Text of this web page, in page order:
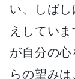
い、しば
えしてい
が自分の
らの望み